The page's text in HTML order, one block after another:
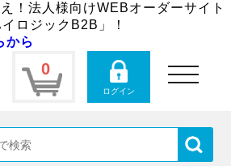
！法人様向けWEBオーダーサイト
イロジックB2B」！
から
0
ログイン
toggle
navigation